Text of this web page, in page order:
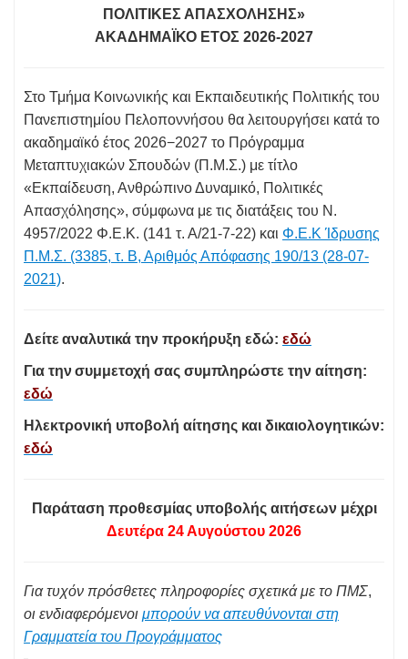
ΠΟΛΙΤΙΚΕΣ ΑΠΑΣΧΟΛΗΣΗΣ»
ΑΚΑΔΗΜΑΪΚΟ ΕΤΟΣ 2026-2027
Στο Τμήμα Κοινωνικής και Εκπαιδευτικής Πολιτικής του
Πανεπιστημίου Πελοποννήσου θα λειτουργήσει κατά το
ακαδημαϊκό έτος 2026−2027 το Πρόγραμμα
Μεταπτυχιακών Σπουδών (Π.Μ.Σ.) με τίτλο
«Εκπαίδευση, Ανθρώπινο Δυναμικό, Πολιτικές
Απασχόλησης», σύμφωνα με τις διατάξεις του Ν.
4957/2022 Φ.Ε.Κ. (141 τ. Α/21-7-22) και Φ.Ε.Κ Ίδρυσης
Π.Μ.Σ. (3385, τ. Β, Αριθμός Απόφασης 190/13 (28-07-
2021).
Δείτεαναλυτικά την προκήρυξη εδώ: εδώ
Για τηνσυμμετοχή σας συμπληρώστε την αίτηση:
εδώ
Ηλεκτρονική υποβολή αίτησης και δικαιολογητικών:
εδώ
Παράταση προθεσμίας υποβολής αιτήσεων μέχρι
Δευτέρα 24 Αυγούστου 2026
Για τυχόν πρόσθετες πληροφορίες σχετικά με το ΠΜΣ,
οι ενδιαφερόμενοι μπορούν να απευθύνονται στη
Γραμματεία του Προγράμματος